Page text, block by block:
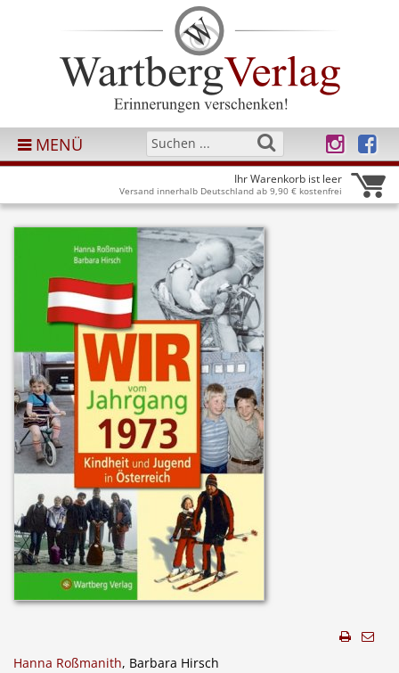
MENÜ
Ihr Warenkorb ist leer
Versand innerhalb Deutschland ab 9,90 € kostenfrei
Hanna Roßmanith, Barbara Hirsch